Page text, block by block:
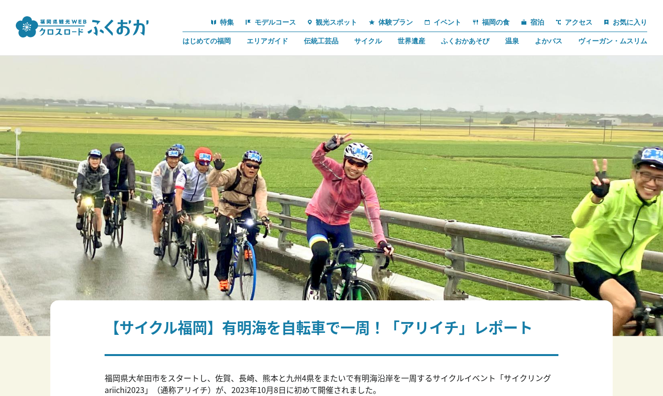
特集 モデルコース 観光スポット 体験プラン イベント 福岡の食 宿泊 アクセス お気に入り
はじめての福岡 エリアガイド 伝統工芸品 サイクル 世界遺産 ふくおかあそび 温泉 よかバス ヴィーガン・ムスリム
【サイクル福岡】有明海を自転車で一周！「アリイチ」レポート
福岡県大牟田市をスタートし、佐賀、長崎、熊本と九州4県をまたいで有明海沿岸を一周するサイクルイベント「サイクリング
ariichi2023」（通称アリイチ）が、2023年10月8日に初めて開催されました。